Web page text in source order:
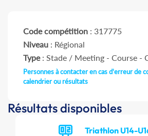
Code compétition : 317775
Niveau : Régional
Type: Stade / Meeting - Course -
Personnes à contacter en cas d'erreur de
calendrier ou résultats
Résultats disponibles
Triathlon U14-